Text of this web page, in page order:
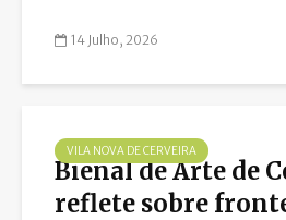
14 Julho, 2026
VILA NOVA DE CERVEIRA
Bienal de Arte de
reflete sobre